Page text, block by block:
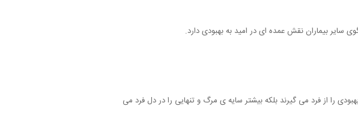
سایر بیماران نقش عمده ای در امید به بهبودی دارد.
را از فرد می گیرند بلکه بیشتر سایه ی مرگ و تنهایی را در دل فرد می